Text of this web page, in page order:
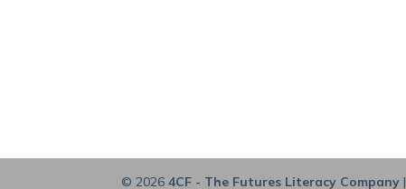
© 2026 4CF - The Futures Literacy Company|